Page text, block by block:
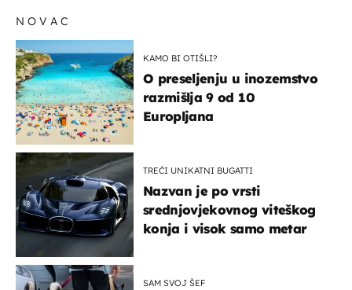
NOVAC
KAMO BI OTIŠLI?
O preseljenju u inozemstvo
razmišlja 9 od 10
Europljana
TREĆI UNIKATNI BUGATTI
Nazvan je po vrsti
srednjovjekovnog viteškog
konja i visok samo metar
SAM SVOJ ŠEF